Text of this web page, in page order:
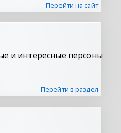
Перейти на сайт
и интересные персоны
Перейти в раздел